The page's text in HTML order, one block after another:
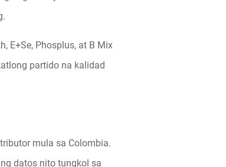
E+Se, Phosplus, at B Mix
partido na kalidad
mula sa Colombia.
datos nito tungkol sa